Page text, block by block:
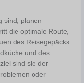
sind, planen
die optimale Route,
des Reisegepäcks
und des
sind sie der
oder